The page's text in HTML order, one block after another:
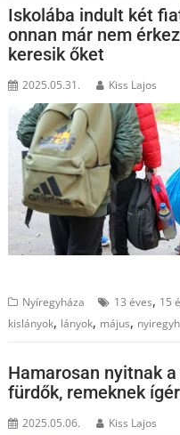
Iskolába indult két
onnan már nem
keresik őket
2025.05.31. Kiss Lajos
Nyíregyháza 13 éves, 15
kislányok, lányok, május,
Hamarosan nyitnak
fürdők, remeknek
2025.05.06. Kiss Lajos